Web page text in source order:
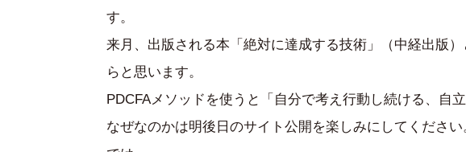
す。
来月、出版される本「絶対に達成する技術」（中経出版
らと思います。
PDCFAメソッドを使うと「自分で考え行動し続ける、自
なぜなのかは明後日のサイト公開を楽しみにしてください